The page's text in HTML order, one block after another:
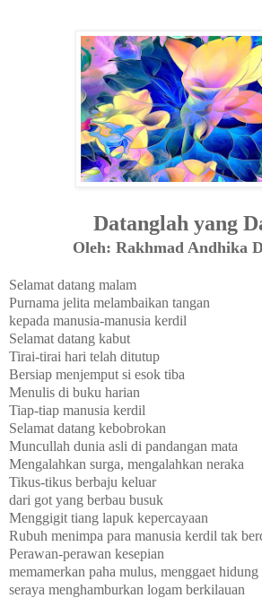
Datanglah yang
Oleh: Rakhmad Andhika
Selamat datang malam
Purnama jelita melambaikan tangan
kepada manusia-manusia kerdil
Selamat datang kabut
Tirai-tirai hari telah ditutup
Bersiap menjemput si esok tiba
Menulis di buku harian
Tiap-tiap manusia kerdil
Selamat datang kebobrokan
Muncullah dunia asli di pandangan mata
Mengalahkan surga, mengalahkan neraka
Tikus-tikus berbaju keluar
dari got yang berbau busuk
Menggigit tiang lapuk kepercayaan
Rubuh menimpa para manusia kerdil tak
Perawan-perawan kesepian
memamerkan paha mulus, menggaet hidung
seraya menghamburkan logam berkilauan